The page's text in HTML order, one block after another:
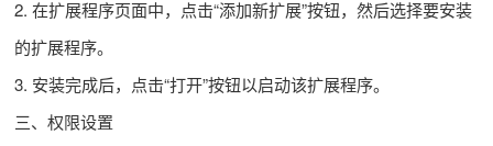
2. 在扩展程序页面中，点击“添加新扩展”按钮，然后选择要安装
的扩展程序。
3. 安装完成后，点击“打开”按钮以启动该扩展程序。
三、权限设置